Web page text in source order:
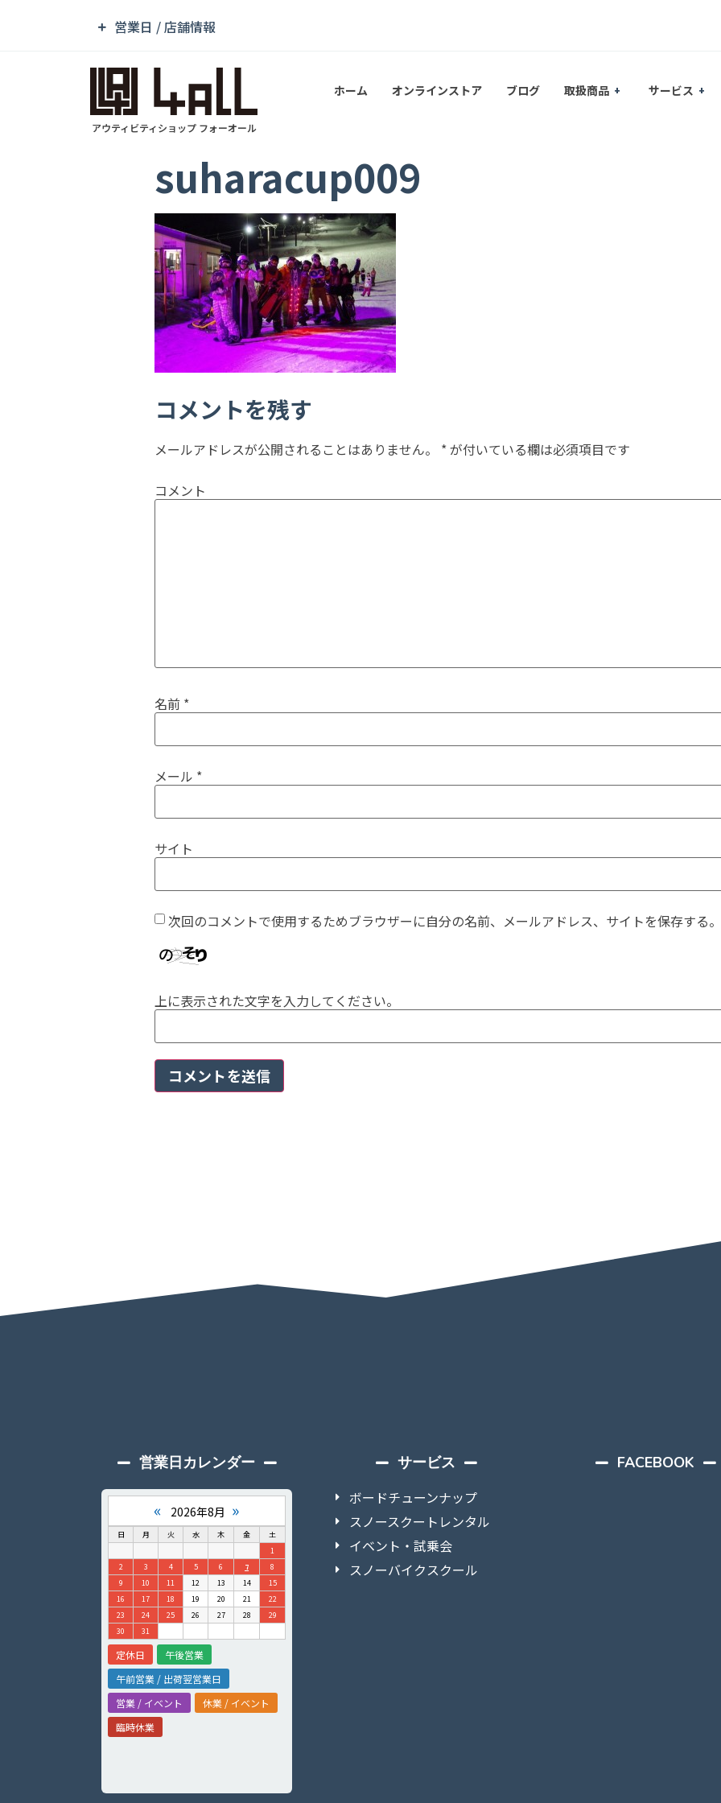
営業日 / 店舗情報
アウティビティショップ フォーオール
ホーム オンラインストア ブログ 取扱商品 サービス
suharacup009
コメントを残す
メールアドレスが公開されることはありません。 *が付いている欄は必須項目です
コメント
名前 *
メール *
サイト
次回のコメントで使用するためブラウザーに自分の名前、メールアドレス、サイトを保存する。
上に表示された文字を入力してください。
営業日カレンダー
« 2026年8月 »
日 月 火 水 木 金
土
1
2
3 4 5 6 7
8
9
10 11 12 13 14
15
16
17 18 19 20 21
22
23
24 25 26 27 28
29
30
31
定休日
午後営業
午前営業 / 出荷翌営業日
営業 / イベント
休業 / イベント
臨時休業
サービス
ボードチューンナップ
スノースクートレンタル
イベント・試乗会
スノーバイクスクール
FACEBOOK